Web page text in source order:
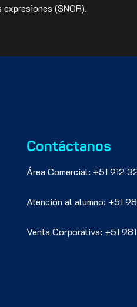
($NOR).
Contáctanos
Área Comercial: +51 912
Atención al alumno: +51
Venta Corporativa: +51